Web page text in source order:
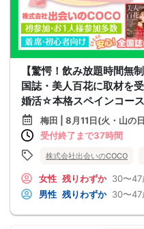
【驚愕！飲み放題時間
国誌・美人百花に取材を
婚活☆本格スペインコー
梅田 | 8月11日(火・山の
受付終了まで37時間
株式会社出会いのCOCO
女性 残りわずか 30〜47
男性 残りわずか 30〜47